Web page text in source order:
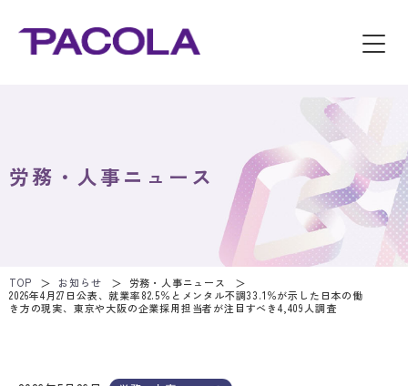
労務・人事ニュース
TOP お知らせ
労務・人事ニュース
2026年4月27日公表、就業率82.5％とメンタル不調33.1％が示した日本の働
き方の現実、東京や大阪の企業採用担当者が注目すべき4,409人調査